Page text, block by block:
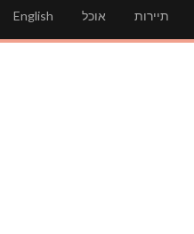
English אוכל תיירות